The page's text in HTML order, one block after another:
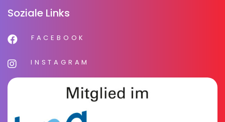
Soziale Links
FACEBOOK
INSTAGRAM